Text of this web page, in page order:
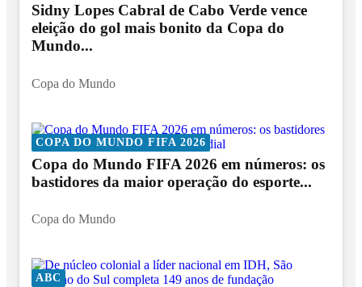
Sidny Lopes Cabral de Cabo Verde vence
eleição do gol mais bonito da Copa do
Mundo...
Copa do Mundo
COPA DO MUNDO FIFA 2026
Copa do Mundo FIFA 2026 em números: os
bastidores da maior operação do esporte...
Copa do Mundo
ABC